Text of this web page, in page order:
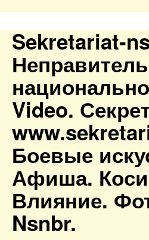
Sekretariat-
Video.
Боевые
Афиша.
Влияние.
Nsnbr.